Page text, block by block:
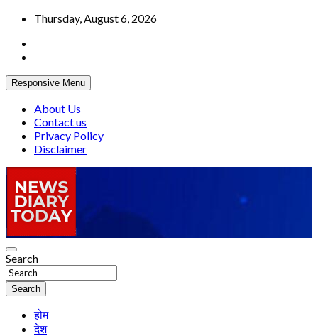
Skip
content
Thursday, August 6, 2026
Responsive Menu
About Us
Contact us
Privacy Policy
Disclaimer
News Diary Today
Truth be told
Search
Search
होम
देश